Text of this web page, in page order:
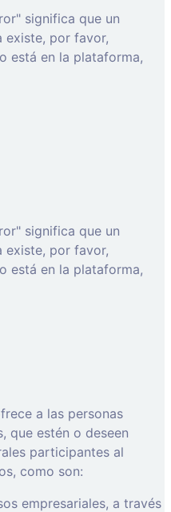
significa que un
existe, por favor,
está en la plataforma,
significa que un
existe, por favor,
está en la plataforma,
a las personas
que estén o deseen
participantes al
como son:
empresariales, a través